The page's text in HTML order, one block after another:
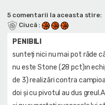
5 comentarii la aceasta stire:
Ciucâ :
PENIBILI
sunteți nici nu mai pot râde
nu este Stone (28 pct)ın
de 3) realizâri contra
doi şi cu pivotul au dus